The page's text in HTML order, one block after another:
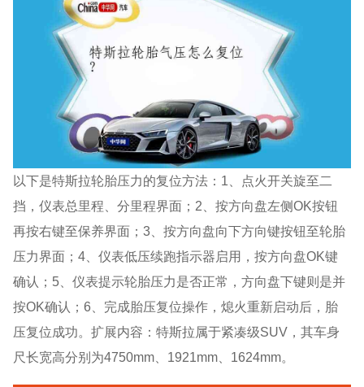
以下是特斯拉轮胎压力的复位方法：1、点火开关旋至二
挡，仪表总里程、分里程界面；2、按方向盘左侧OK按钮
再按右键至保养界面；3、按方向盘向下方向键按钮至轮胎
压力界面；4、仪表低压续跑指示器启用，按方向盘OK键
确认；5、仪表提示轮胎压力是否正常，方向盘下键则是并
按OK确认；6、完成胎压复位操作，熄火重新启动后，胎
压复位成功。扩展内容：特斯拉属于紧凑级SUV，其车身
尺长宽高分别为4750mm、1921mm、1624mm。